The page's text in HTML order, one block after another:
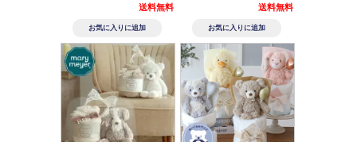
送料無料
送料無料